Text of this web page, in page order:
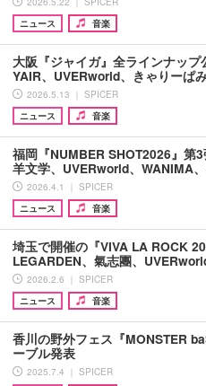
ニュース
音楽
大阪『ジャイガ』全ラインナッ
YAIR、UVERworld、きゃりーぱ
2026.5.13 ｜ SPICER
ニュース
音楽
福岡『NUMBER SHOT2026』第3
羊文学、UVERworld、WANIMA
2026.4.1 ｜ SPICER
ニュース
音楽
埼玉で開催の『VIVA LA ROCK
LEGARDEN、氣志團、
2026.2.6 ｜ SPICER
ニュース
音楽
香川の野外フェス『MONSTER
ーブル発表
2025.7.4 ｜ SPICER